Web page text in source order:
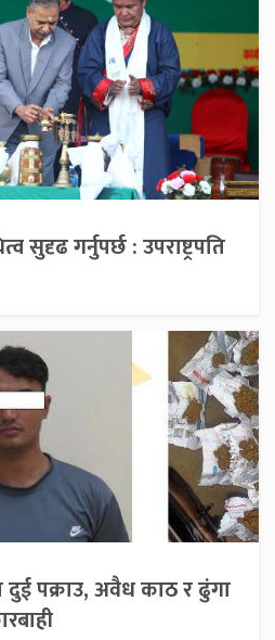
सुदृढ गर्नुपर्छ : उपराष्ट्रपति
पक्राउ, अवैध काठ र ढुंगा